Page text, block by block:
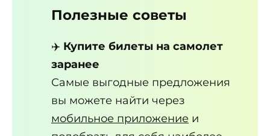
Полезные советы
✈️ Купите билеты на самолет
заранее
Самые выгодные предложения
вы можете найти через
мобильное приложение и